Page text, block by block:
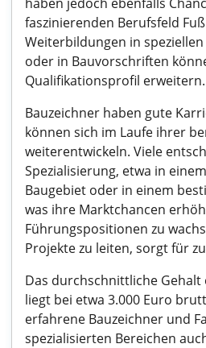
faszinierenden Berufsfeld
Weiterbildungen in
oder in Bauvorschriften
Qualifikationsprofil erweitern.
Bauzeichner haben gute
können sich im Laufe ihrer
weiterentwickeln. Viele
Spezialisierung, etwa in
Baugebiet oder in einem
was ihre Marktchancen
Führungspositionen zu
Projekte zu leiten, sorgt für
Das durchschnittliche Gehalt
liegt bei etwa 3.000 Euro
erfahrene Bauzeichner und
spezialisierten Bereichen